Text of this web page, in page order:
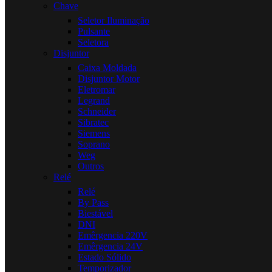
Chave
Seletor Iluminação
Pulsante
Seletora
Disjuntor
Caixa Moldada
Disjuntor Motor
Eletromar
Legrand
Schneider
Sibratec
Siemens
Soprano
Weg
Outros
Relé
Relé
By Pass
Biestável
DNI
Emêrgencia 220V
Emêrgencia 24V
Estado Sólido
Temporizador